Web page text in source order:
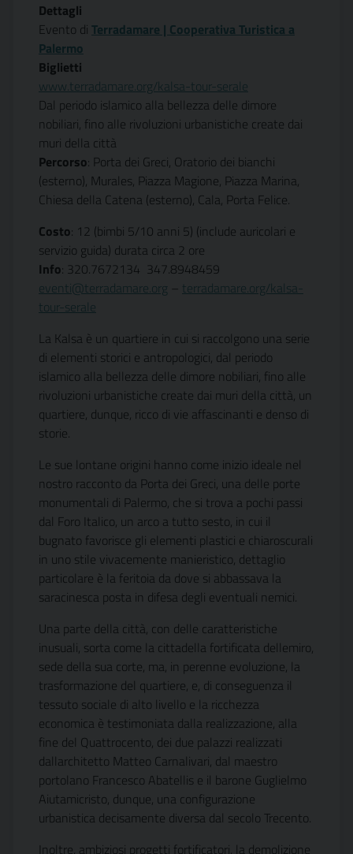
Dettagli
Evento di Terradamare | Cooperativa Turistica a
Palermo
Biglietti
www.terradamare.org/kalsa-tour-serale
Dal periodo islamico alla bellezza delle dimore
nobiliari, fino alle rivoluzioni urbanistiche create dai
muri della città
Percorso: Porta dei Greci, Oratorio dei bianchi
(esterno), Murales, Piazza Magione, Piazza Marina,
Chiesa della Catena (esterno), Cala, Porta Felice.
Costo: 12 (bimbi 5/10 anni 5) (include auricolari e
servizio guida) durata circa 2 ore
Info: 320.7672134  347.8948459
eventi@terradamare.org – terradamare.org/kalsa-
tour-serale
La Kalsa è un quartiere in cui si raccolgono una serie
di elementi storici e antropologici, dal periodo
islamico alla bellezza delle dimore nobiliari, fino alle
rivoluzioni urbanistiche create dai muri della città, un
quartiere, dunque, ricco di vie affascinanti e denso di
storie.
Le sue lontane origini hanno come inizio ideale nel
nostro racconto da Porta dei Greci, una delle porte
monumentali di Palermo, che si trova a pochi passi
dal Foro Italico, un arco a tutto sesto, in cui il
bugnato favorisce gli elementi plastici e chiaroscurali
in uno stile vivacemente manieristico, dettaglio
particolare è la feritoia da dove si abbassava la
saracinesca posta in difesa degli eventuali nemici.
Una parte della città, con delle caratteristiche
inusuali, sorta come la cittadella fortificata dellemiro,
sede della sua corte, ma, in perenne evoluzione, la
trasformazione del quartiere, e, di conseguenza il
tessuto sociale di alto livello e la ricchezza
economica è testimoniata dalla realizzazione, alla
fine del Quattrocento, dei due palazzi realizzati
dallarchitetto Matteo Carnalivari, dal maestro
portolano Francesco Abatellis e il barone Guglielmo
Aiutamicristo, dunque, una configurazione
urbanistica decisamente diversa dal secolo Trecento.
Inoltre, ambiziosi progetti fortificatori, la demolizione